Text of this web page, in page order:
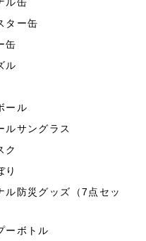
ター缶
缶
ル
ール
ルサングラス
ク
り
ル防災グッズ（7点セッ
ーボトル